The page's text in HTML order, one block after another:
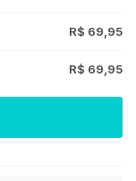
R$ 69,95
R$ 69,95